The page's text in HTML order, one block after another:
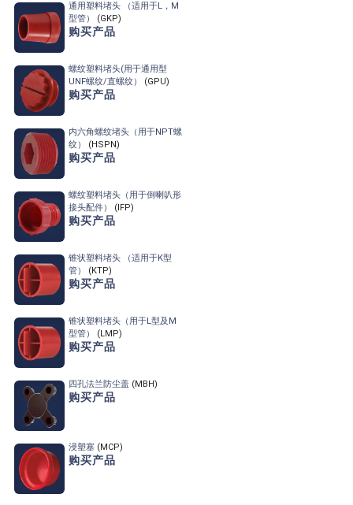
通用塑料堵头 （适用于L，M
型管）
(GKP)
购买产品
螺纹塑料堵头(用于通用型
UNF螺纹/直螺纹）
(GPU)
购买产品
内六角螺纹堵头 （用于NPT螺
纹）
(HSPN)
购买产品
螺纹塑料堵头 （用于倒喇叭形
接头配件）
(IFP)
购买产品
锥状塑料堵头 （适用于K型
管）
(KTP)
购买产品
锥状塑料堵头​（用于L型及M
型管）
(LMP)
购买产品
四孔法兰防尘盖 (MBH)
购买产品
浸塑塞 (MCP)
购买产品